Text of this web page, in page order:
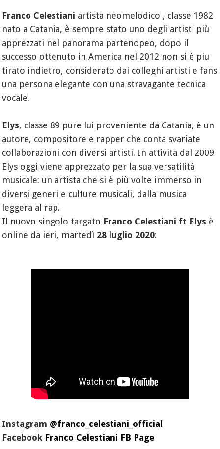
Franco Celestiani artista neomelodico , classe 1982
nato a Catania, è sempre stato uno degli artisti più
apprezzati nel panorama partenopeo, dopo il
successo ottenuto in America nel 2012 non si è piu
tirato indietro, considerato dai colleghi artisti e fans
una persona elegante con una stravagante tecnica
vocale.
Elys, classe 89 pure lui proveniente da Catania, è un
autore, compositore e rapper che conta svariate
collaborazioni con diversi artisti. In attivita dal 2009
Elys oggi viene apprezzato per la sua versatilità
musicale: un artista che si è più volte immerso in
diversi generi e culture musicali, dalla musica
leggera al rap.
Il nuovo singolo targato Franco Celestiani ft Elys è
online da ieri, martedì 28 luglio 2020:
Instagram @franco_celestiani_official
Facebook Franco Celestiani FB Page